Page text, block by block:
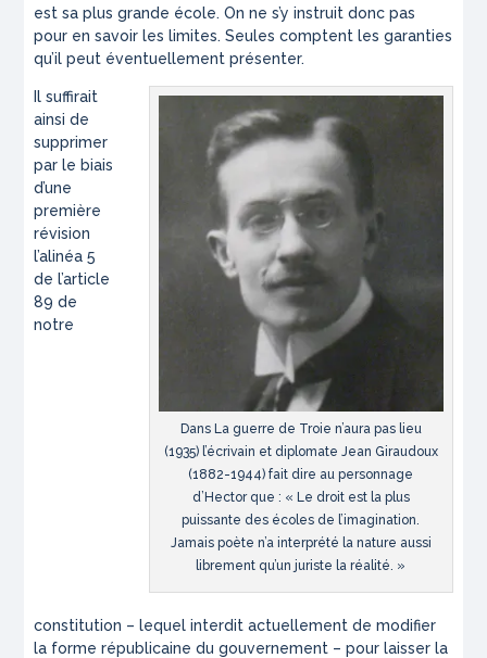
est sa plus grande école. On ne s’y instruit donc pas
pour en savoir les limites. Seules comptent les garanties
qu’il peut éventuellement présenter.
Dans La guerre de Troie n’aura pas lieu
(1935) l’écrivain et diplomate Jean Giraudoux
(1882-1944) fait dire au personnage
d’Hector que : « Le droit est la plus
puissante des écoles de l’imagination.
Jamais poète n’a interprété la nature aussi
librement qu’un juriste la réalité. »
Il suffirait
ainsi de
supprimer
par le biais
d’une
première
révision
l’alinéa 5
de l’article
89 de
notre
constitution – lequel interdit actuellement de modifier
la forme républicaine du gouvernement – pour laisser la